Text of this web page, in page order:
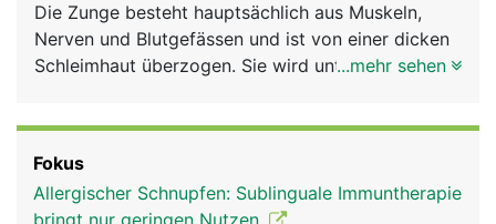
News
Rubriken
Die Zunge besteht hauptsächlich aus Muskeln,
Nerven und Blutgefässen und ist von einer dicken
Schleimhaut überzogen. Sie wird unterteilt in
Zungenmandel, die der Infektabwehr dient. Die
Zunge erfüllt viele Aufgaben: Sie ist unerlässlich
...mehr sehen
Fokus
Allergischer Schnupfen: Sublinguale Immuntherapie
bringt nur geringen Nutzen